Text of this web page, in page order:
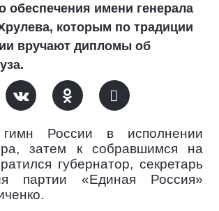
обеспечения имени генерала
которым по традиции
вручают дипломы об
гимн России в исполнении
затем к собравшимся на
губернатор, секретарь
партии «Единая Россия»